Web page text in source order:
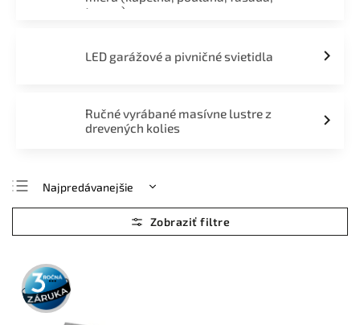
terasa)
LED garážové a pivničné svietidla
Ručné vyrábané masívne lustre z
drevených kolies
Najpredávanejšie
Najlacnejšie
Najdrahšie
Abecedne
3 roky
záruka